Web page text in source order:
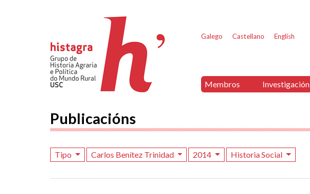
Galego Castellano English
Membros Investigación
Publicacións
Tipo Carlos Benítez Trinidad 2014 Historia Social